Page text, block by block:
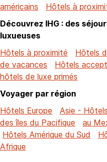
américains
Hôtels à
Découvrez IHG : des
luxueuses
Hôtels à proximité
Hôtels
de vacances
Hôtels
hôtels de luxe primés
Voyager par région
Hôtels Europe
Asie - Hôtels
des îles du Pacifique
au
Hôtels Amérique du Sud
Afrique